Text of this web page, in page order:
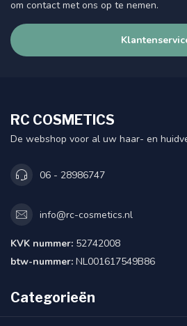
om contact met ons op te nemen.
RC COSMETICS
De webshop voor al uw haar- en
06 - 28986747
info@rc-cosmetics.nl
KVK nummer: 52742008
btw-nummer: NL001617549B86
Categorieën